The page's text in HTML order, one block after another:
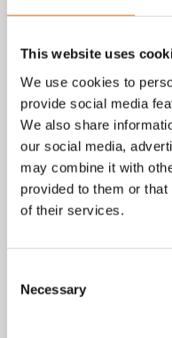
This website uses
We use cookies to
provide social media
We also share
our social media,
may combine it with
provided to them or
of their services.
Selection
Necessary
tot vragen over
Telefoon /
Bekijk onzeAlgemene
Lees ook onze privacy
bent naar wat